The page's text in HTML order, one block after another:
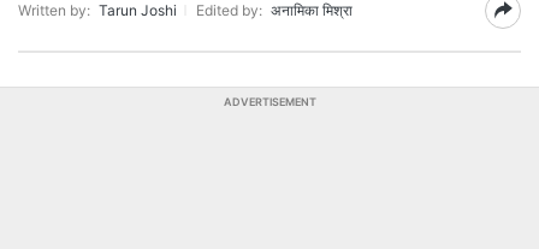
Written by: Tarun Joshi Edited by: अनामिका मिश्रा
ADVERTISEMENT